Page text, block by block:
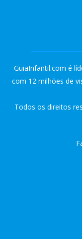
GuiaInfantil.com é
com 12 milhões de
Todos os direitos